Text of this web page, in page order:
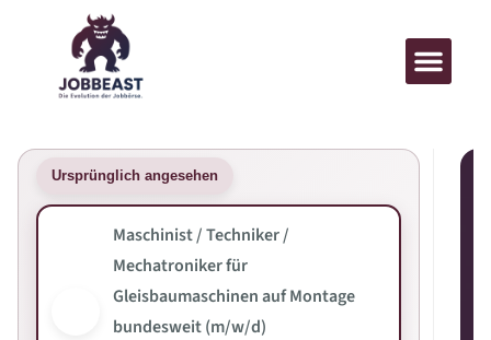
Ursprünglich angesehen
Maschinist / Techniker /
Mechatroniker für
Gleisbaumaschinen auf Montage
bundesweit (m/w/d)